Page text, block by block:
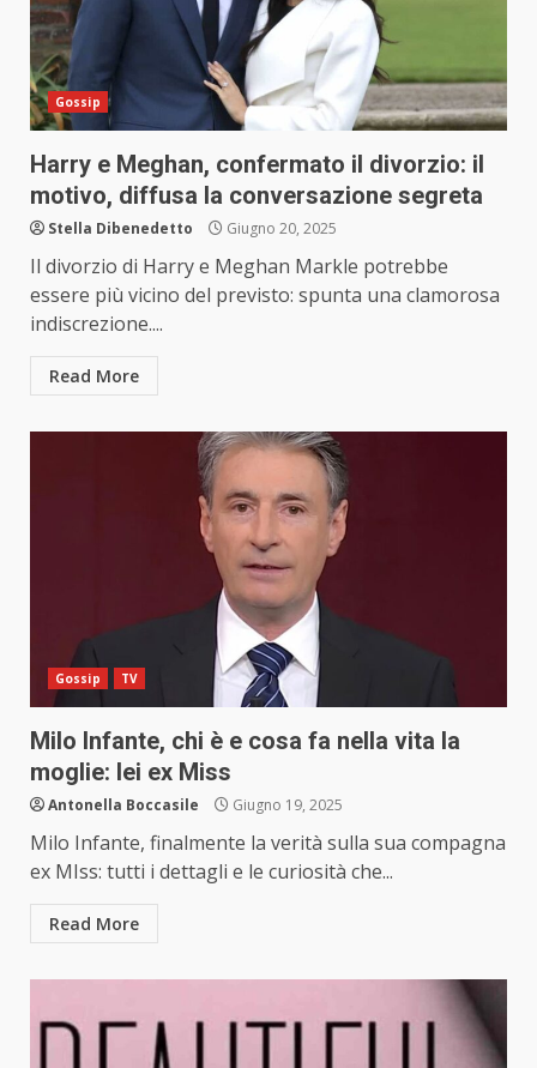
Gossip
Harry e Meghan, confermato il divorzio: il
motivo, diffusa la conversazione segreta
Stella Dibenedetto Giugno 20, 2025
Il divorzio di Harry e Meghan Markle potrebbe
essere più vicino del previsto: spunta una clamorosa
indiscrezione....
Read More
Gossip TV
Milo Infante, chi è e cosa fa nella vita la
moglie: lei ex Miss
Antonella Boccasile Giugno 19, 2025
Milo Infante, finalmente la verità sulla sua compagna
ex MIss: tutti i dettagli e le curiosità che...
Read More